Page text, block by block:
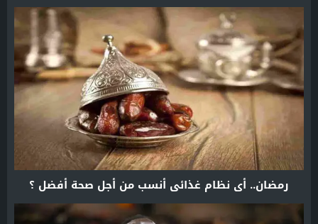
رمضان.. أي نظام غذائي أنسب من أجل صحة أفضل ؟